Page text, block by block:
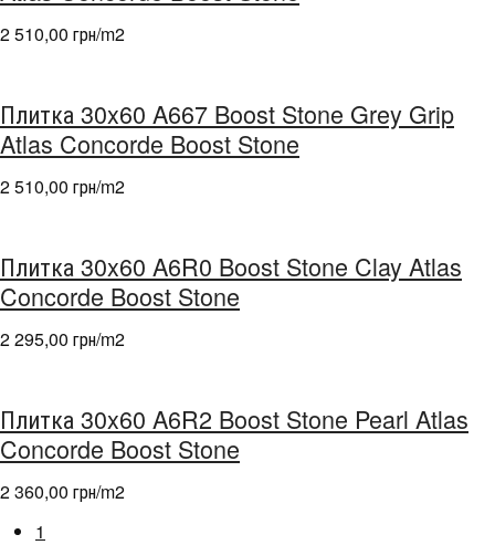
2 510,00 грн/m2
Плитка 30x60 A667 Boost Stone Grey Grip
Atlas Concorde Boost Stone
2 510,00 грн/m2
Плитка 30x60 A6R0 Boost Stone Clay Atlas
Concorde Boost Stone
2 295,00 грн/m2
Плитка 30x60 A6R2 Boost Stone Pearl Atlas
Concorde Boost Stone
2 360,00 грн/m2
1